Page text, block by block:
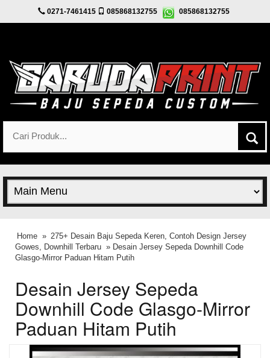
0271-7461415 085868132755 085868132755
Home » 275+ Desain Baju Sepeda Keren, Contoh Design Jersey
Gowes, Downhill Terbaru » Desain Jersey Sepeda Downhill Code
Glasgo-Mirror Paduan Hitam Putih
Desain Jersey Sepeda
Downhill Code Glasgo-Mirror
Paduan Hitam Putih